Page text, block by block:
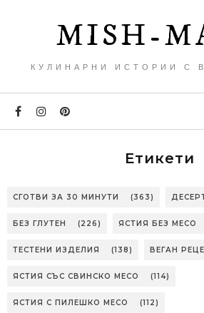
MISH-
КУЛИНАРНИ ИСТОРИИ С
Етикети
СГОТВИ ЗА 30 МИНУТИ (363)
БЕЗ ГЛУТЕН (226) ЯСТИЯ БЕЗ МЕСО
ТЕСТЕНИ ИЗДЕЛИЯ (138) ВЕГАН
ЯСТИЯ СЪС СВИНСКО МЕСО (114)
ЯСТИЯ С ПИЛЕШКО МЕСО (112)